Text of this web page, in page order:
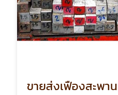
ขายส่งเฟืองสะพาน